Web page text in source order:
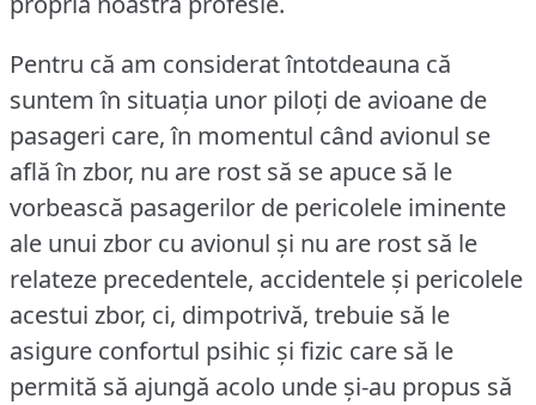
Pentru că am considerat întotdeauna că
suntem în situația unor piloți de avioane de
pasageri care, în momentul când avionul se
află în zbor, nu are rost să se apuce să le
vorbească pasagerilor de pericolele iminente
ale unui zbor cu avionul și nu are rost să le
relateze precedentele, accidentele și pericolele
acestui zbor, ci, dimpotrivă, trebuie să le
asigure confortul psihic și fizic care să le
permită să ajungă acolo unde și-au propus să